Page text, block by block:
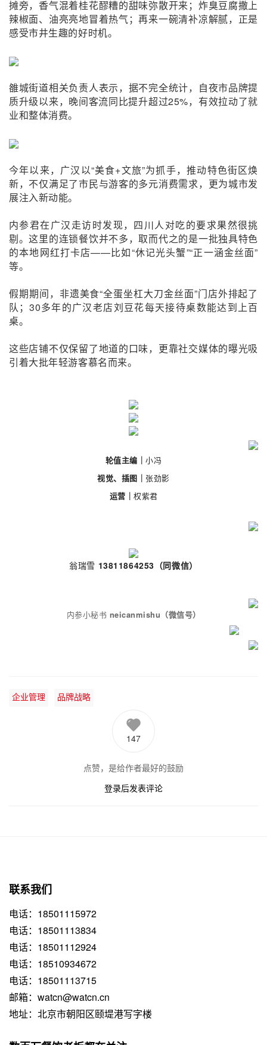
摊旁，香气混着桂花醪糟的甜味弥散开来；炸臭豆腐撒上
辣椒面、油亮亮地冒着热气；再来一碗清补凉解腻， 正是
感受市井生趣的好时机。
雒城街道相关负责人表示，据不完全统计，自夜市品牌提
质升级以来，晚间客流同比提升超过25%，有效拉动了就
业和整体消费。
今年以来，广汉以“美食+文旅”为抓手，推动特色街区焕
新，不仅满足了市民与游客的多元消费需求，更为城市发
展注入新动能。
内参君在广汉走访时发现， 四川人对吃的要求果然很挑
剔。这里的连锁餐饮并不多，取而代之的是一批独具特色
的本地网红打卡店——比如“休记光头蟹”“正一涵金丝面”
等。
假期期间，非遗美食“全蛋坐杠大刀金丝面”门店外排起了
队；30多年的广汉老店刘豆花每天接待桌数能达到上百
桌。
这些店铺不仅保留了地道的口味，更靠社交媒体的曝光吸
引着大批年轻游客慕名而来。
轮值主编｜小冯
视觉、插图｜ 张劲影
运营｜ 权紫君
翁瑞雪 13811864253（同微信）
内参小秘书 neicanmishu （微信号）
企业管理 品牌战略
147
点赞，是给作者最好的鼓励
登录后发表评论
联系我们
电话：18501115972
电话：18501113834
电话：18501112924
电话：18510934672
电话：18501113715
邮箱：watcn@watcn.cn
地址：北京市朝阳区颐堤港写字楼